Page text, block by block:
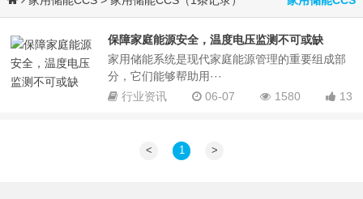
保障家庭能源安全，温度电压监测不可或缺
家用储能系统是现代家庭能源管理的重要组成部
分，它们能够帮助用···
行业资讯
06-07 1580 13
< 1 >